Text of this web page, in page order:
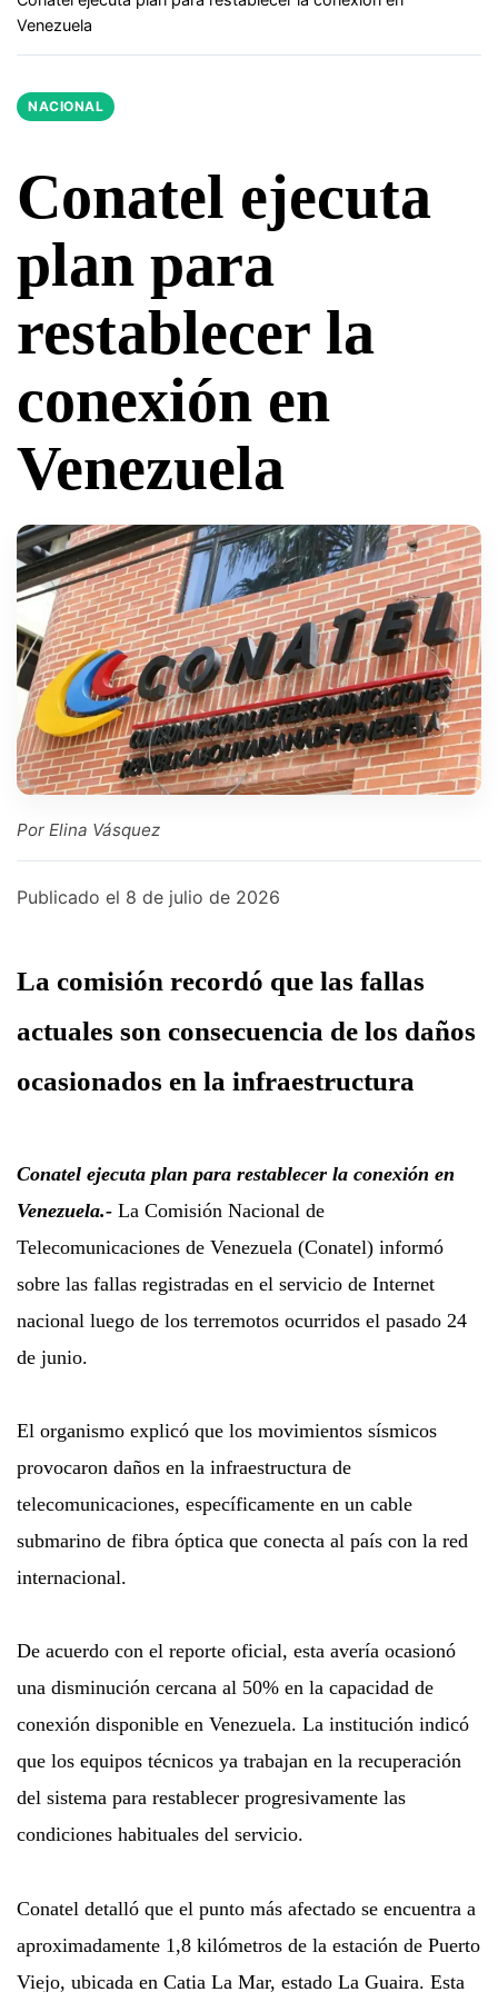
Venezuela
NACIONAL
Conatel ejecuta
plan para
restablecer la
conexión en
Venezuela
Por Elina Vásquez
Publicado el 8 de julio de 2026
La comisión recordó que las fallas
actuales son consecuencia de los daños
ocasionados en la infraestructura
Conatel ejecuta plan para restablecer la conexión en
Venezuela.- La Comisión Nacional de
Telecomunicaciones de Venezuela (Conatel) informó
sobre las fallas registradas en el servicio de Internet
nacional luego de los terremotos ocurridos el pasado 24
de junio.
El organismo explicó que los movimientos sísmicos
provocaron daños en la infraestructura de
telecomunicaciones, específicamente en un cable
submarino de fibra óptica que conecta al país con la red
internacional.
De acuerdo con el reporte oficial, esta avería ocasionó
una disminución cercana al 50% en la capacidad de
conexión disponible en Venezuela. La institución indicó
que los equipos técnicos ya trabajan en la recuperación
del sistema para restablecer progresivamente las
condiciones habituales del servicio.
Conatel detalló que el punto más afectado se encuentra a
aproximadamente 1,8 kilómetros de la estación de Puerto
Viejo, ubicada en Catia La Mar, estado La Guaira. Esta